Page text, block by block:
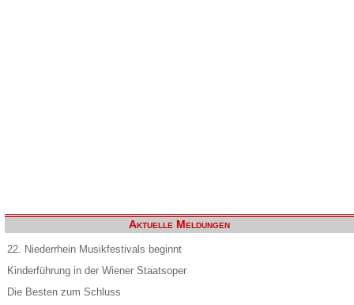
Aktuelle Meldungen
22. Niederrhein Musikfestivals beginnt
Kinderführung in der Wiener Staatsoper
Die Besten zum Schluss